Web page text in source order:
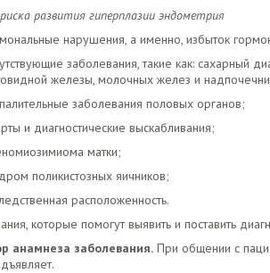
развития гиперплазии эндометрия
нарушения, а именно, избыток
заболевания, такие как: сахарный
железы, молочных желез и
заболевания половых органов;
и диагностические выскабливания;
матки;
поликистозных яичников;
расположенность.
которые помогут выявить и поставить
анамнеза заболевания. При общении с